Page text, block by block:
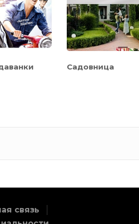
Садовница
связь